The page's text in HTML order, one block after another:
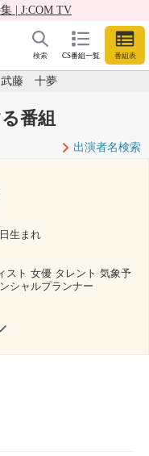
| J:COM TV
CS番組一覧 番組表
検索
武藤 十夢
番組
出演者名検索
生まれ
スト 女優 タレント 気象予
シャルプランナー